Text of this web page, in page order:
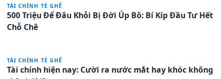
TÀI CHÍNH TÉ GHẾ
500 Triệu Để Đâu Khỏi Bị Đời Úp Bô: Bí Kíp Đầu Tư Hết
Chỗ Chê
TÀI CHÍNH TÉ GHẾ
Tài chính hiện nay: Cười ra nước mắt hay khóc không